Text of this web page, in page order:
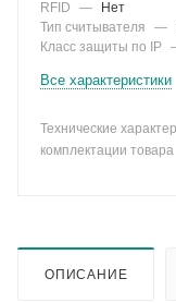
RFID
—
Нет
Тип считывателя
—
Класс защиты по IP
Все характеристики
Технические
комплектации товара
ОПИСАНИЕ